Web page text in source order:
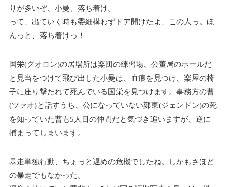
りが多いぞ、小曼、落ち着け。
って、出ていく時も委細構わずドア開けたよ、この人っ。ほ
んっと、落ち着けっ！
国栄(グオロン)の居場所は楽団の練習場、公董局のホールだ
と見当をつけて飛び出した小曼は、血痕を見つけ、楽屋の椅
子に座り撃たれて死んでいる国栄を見つけます。事務方の曹
(ツァオ)と話すうち、公になっていない鄭東(ジェンドン)の死
を知っていた曹も5人目の仲間だと気づき追いますが、逆に
捕まってしまいます。
暴走単独行動、ちょっと遅めの危機でしたね。しかもさほど
の暴走でもなかった。